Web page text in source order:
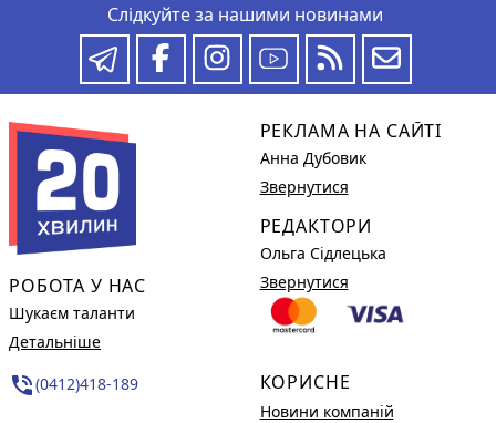
Слідкуйте за нашими новинами
РОБОТА У НАС
Шукаєм таланти
Детальніше
phone_in_talk(0412)418-189
РЕКЛАМА НА САЙТІ
Анна Дубовик
Звернутися
РЕДАКТОРИ
Ольга Сідлецька
Звернутися
КОРИСНЕ
Новини компаній